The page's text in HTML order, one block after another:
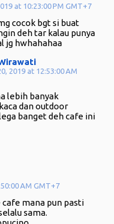
at 10:23:00 PM GMT+7
cocok bgt si buat
deh tar kalau punya
jg hwhahahaa
2019 at 12:53:00 AM
lebih banyak
dan outdoor
banget deh cafe ini
AM GMT+7
cafe mana pun pasti
sama.